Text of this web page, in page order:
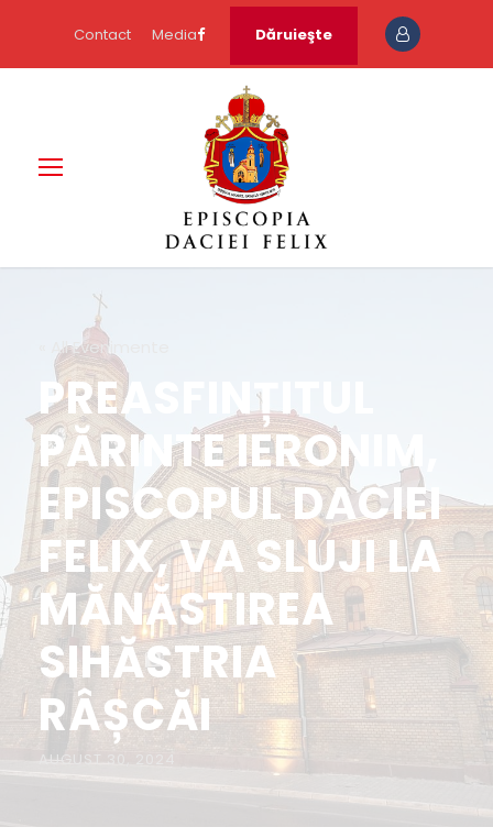
Contact Media Dăruieşte
« All Evenimente
PREASFINȚITUL
PĂRINTE IERONIM,
EPISCOPUL DACIEI
FELIX, VA SLUJI LA
MĂNĂSTIREA
SIHĂSTRIA
RÂȘCĂI
AUGUST 30, 2024